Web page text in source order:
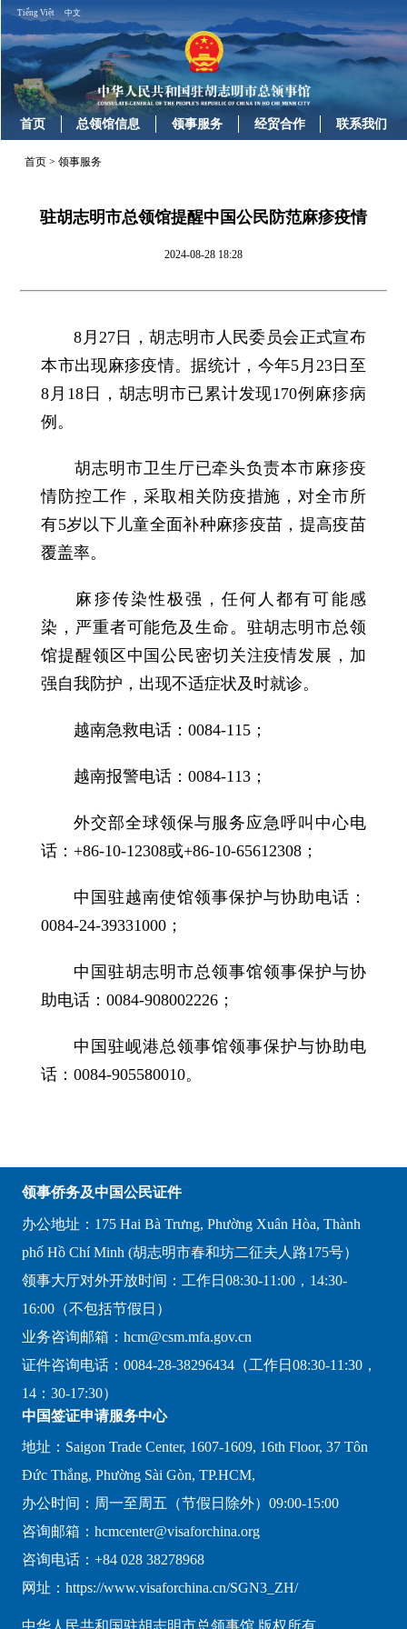
Tiếng Việt 中文
首页 总领馆信息 领事服务 经贸合作 联系我们
首页 >领事服务
驻胡志明市总领馆提醒中国公民防范麻疹疫情
2024-08-28 18:28
8月27日，胡志明市人民委员会正式宣布
本市出现麻疹疫情。据统计，今年5月23日至
8月18日，胡志明市已累计发现170例麻疹病
例。
胡志明市卫生厅已牵头负责本市麻疹疫
情防控工作，采取相关防疫措施，对全市所
有5岁以下儿童全面补种麻疹疫苗，提高疫苗
覆盖率。
麻疹传染性极强，任何人都有可能感
染，严重者可能危及生命。驻胡志明市总领
馆提醒领区中国公民密切关注疫情发展，加
强自我防护，出现不适症状及时就诊。
越南急救电话：0084-115；
越南报警电话：0084-113；
外交部全球领保与服务应急呼叫中心电
话：+86-10-12308或+86-10-65612308；
中国驻越南使馆领事保护与协助电话：
0084-24-39331000；
中国驻胡志明市总领事馆领事保护与协
助电话：0084-908002226；
中国驻岘港总领事馆领事保护与协助电
话：0084-905580010。
领事侨务及中国公民证件
办公地址：175 Hai Bà Trưng, Phường Xuân Hòa, Thành
phố Hồ Chí Minh (胡志明市春和坊二征夫人路175号）
领事大厅对外开放时间：工作日08:30-11:00，14:30-
16:00（不包括节假日）
业务咨询邮箱：hcm@csm.mfa.gov.cn
证件咨询电话：0084-28-38296434（工作日08:30-11:30，
14：30-17:30）
中国签证申请服务中心
地址：Saigon Trade Center, 1607-1609, 16th Floor, 37 Tôn
Đức Thắng, Phường Sài Gòn, TP.HCM,
办公时间：周一至周五（节假日除外）09:00-15:00
咨询邮箱：hcmcenter@visaforchina.org
咨询电话：+84 028 38278968
网址：https://www.visaforchina.cn/SGN3_ZH/